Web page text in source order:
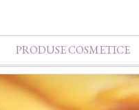
PRODUSE COSMETICE